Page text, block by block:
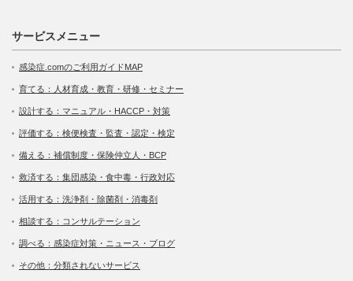
サービスメニュー
感染症.comのご利用ガイドMAP
育てる：人材育成・教育・研修・セミナー
設計する：マニュアル・HACCP・対策
評価する：検便検査・監査・認定・検定
備える：補償制度・保険仲立人・BCP
救済する：集団感染・食中毒・行政対応
活用する：洗浄剤・除菌剤・消毒剤
相談する：コンサルテーション
調べる：感染症対策・ニュース・ブログ
その他：分類されないサービス